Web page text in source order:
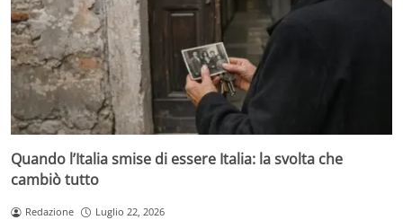
Quando l’Italia smise di essere Italia: la svolta che
cambiò tutto
Redazione Luglio 22, 2026